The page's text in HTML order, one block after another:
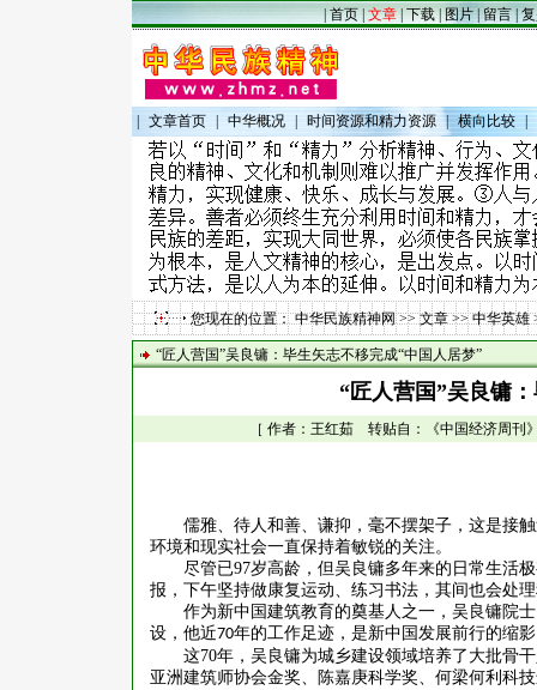
|首页|文章|下载| 图片|留言|
文章首页 中华概况 时间资源和精力资源 | 横向比较
您现在的位置：中华民族精神网>>文章>>中华英雄
“匠人营国”吴良镛：毕生矢志不移完成“中国人居梦”
“匠人营国”吴良镛
［ 作者：王红茹 转贴自：《中国经济周
儒雅、待人和善、谦抑，毫不摆架子，这是接
环境和现实社会一直保持着敏锐的关注。
尽管已97岁高龄，但吴良镛多年来的日常生活
报，下午坚持做康复运动、练习书法，其间也会处
作为新中国建筑教育的奠基人之一，吴良镛院
设，他近70年的工作足迹，是新中国发展前行的缩
这70年，吴良镛为城乡建设领域培养了大批骨
亚洲建筑师协会金奖、陈嘉庚科学奖、何梁何利科